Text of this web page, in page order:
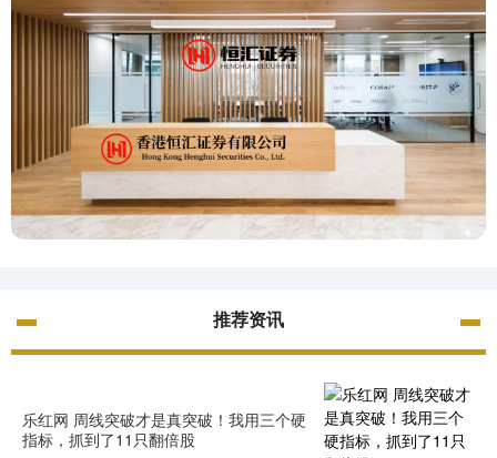
推荐资讯
乐红网 周线突破才是真突破！我用三个硬
指标，抓到了11只翻倍股